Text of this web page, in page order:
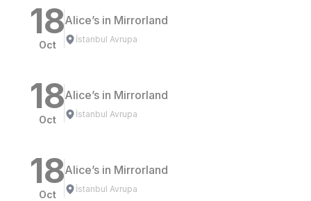
18
Oct
Alice’s in Mirrorland
İstanbul Avrupa
18
Oct
Alice’s in Mirrorland
İstanbul Avrupa
18
Oct
Alice’s in Mirrorland
İstanbul Avrupa